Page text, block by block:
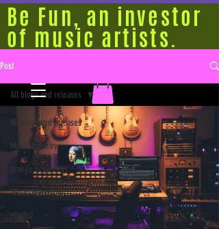
Be Fun, an investor
of music artists.
Post
All blogs and releases
Music Industry
orange economy
Music Marketing
playlist
All blogs and releases